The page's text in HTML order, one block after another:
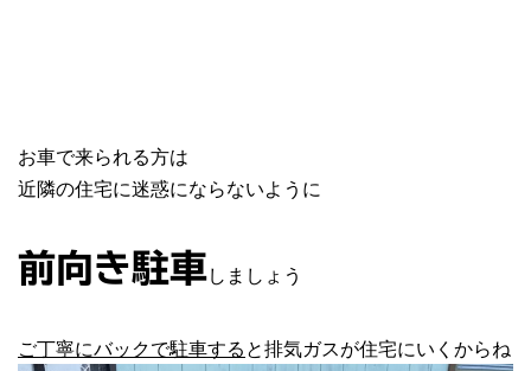
お車で来られる方は
近隣の住宅に迷惑にならないように
前向き駐車しましょう
ご丁寧にバックで駐車すると排気ガスが住宅にいくからね